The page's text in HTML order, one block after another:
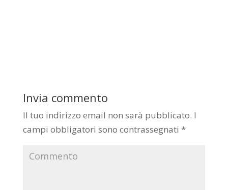
Invia commento
Il tuo indirizzo email non sarà pubblicato. I
campi obbligatori sono contrassegnati *